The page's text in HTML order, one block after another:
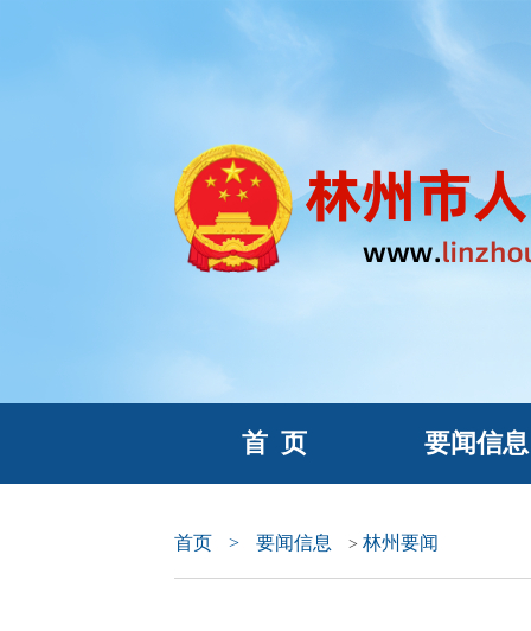
首 页 要闻信息
首页 > 要闻信息 > 林州要闻